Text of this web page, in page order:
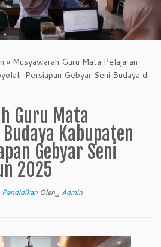
» Musyawarah Guru Mata Pelajaran
Persiapan Gebyar Seni Budaya di
Guru Mata
Kabupaten
Gebyar Seni
2025
Oleh␣ Admin